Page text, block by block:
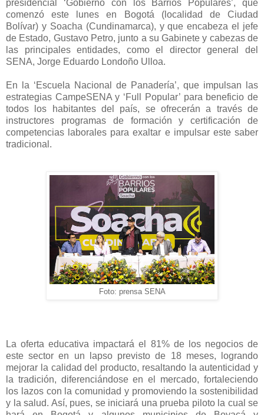
presidencial ‘Gobierno con los Barrios Populares’, que
comenzó este lunes en Bogotá (localidad de Ciudad
Bolívar) y Soacha (Cundinamarca), y que encabeza el jefe
de Estado, Gustavo Petro, junto a su Gabinete y cabezas de
las principales entidades, como el director general del
SENA, Jorge Eduardo Londoño Ulloa.
En la ‘Escuela Nacional de Panadería’, que impulsan las
estrategias CampeSENA y ‘Full Popular’ para beneficio de
todos los habitantes del país, se ofrecerán a través de
instructores programas de formación y certificación de
competencias laborales para exaltar e impulsar este saber
tradicional.
Foto: prensa SENA
La oferta educativa impactará el 81% de los negocios de
este sector en un lapso previsto de 18 meses, logrando
mejorar la calidad del producto, resaltando la autenticidad y
la tradición, diferenciándose en el mercado, fortaleciendo
los lazos con la comunidad y promoviendo la sostenibilidad
y la salud. Así, pues, se iniciará una prueba piloto la cual se